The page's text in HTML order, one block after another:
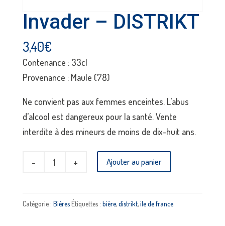
Invader – DISTRIKT
3,40€
Contenance : 33cl
Provenance : Maule (78)
Ne convient pas aux femmes enceintes. L’abus
d’alcool est dangereux pour la santé. Vente
interdite à des mineurs de moins de dix-huit ans.
quantité
-
Ajouter au panier
Catégorie : BièresÉtiquettes : bière,distrikt,ile de france